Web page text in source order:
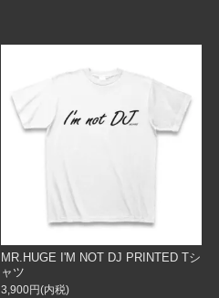
MR.HUGE I'M NOT DJ PRINTED Tシ
ャツ
3,900円(内税)